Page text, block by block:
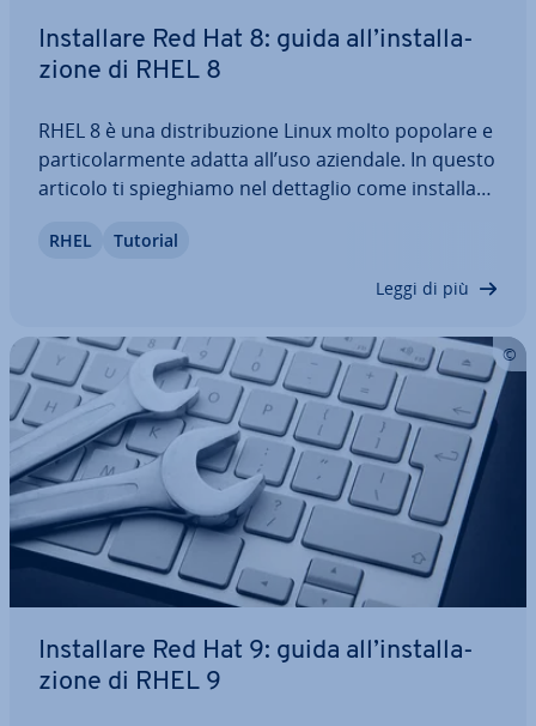
In­stal­la­re Red Hat 8: guida all’in­stal­la­
zio­ne di RHEL 8
RHEL 8 è una di­stri­bu­zio­ne Linux molto popolare e
par­ti­co­lar­men­te adatta all’uso aziendale. In questo
articolo ti spie­ghia­mo nel dettaglio come in­stal­la­re
fi­gu­rar­la secondo le tue esigenze. Scoprirai anche
RHEL Tutorial
Leggi di più
In­stal­la­re Red Hat 9: guida all’in­stal­la­
zio­ne di RHEL 9